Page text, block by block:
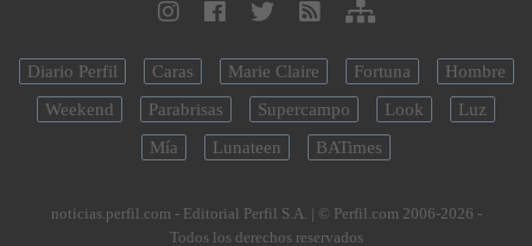
Diario Perfil Caras Marie Claire Fortuna
Hombre
Weekend
Parabrisas Supercampo Look
Luz
Mía
Lunateen BATimes
noticias.perfil.com - Editorial Perfil S.A. | © Perfil.com 2006-2026 -
Todos los derechos reservados